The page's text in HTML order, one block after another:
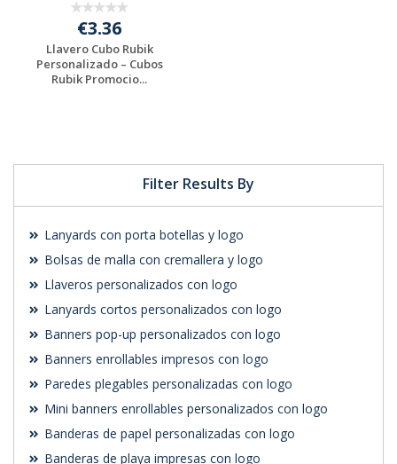
Filter Results By
Lanyards con porta botellas y logo
Bolsas de malla con cremallera y logo
Llaveros personalizados con logo
Lanyards cortos personalizados con logo
Banners pop-up personalizados con logo
Banners enrollables impresos con logo
Paredes plegables personalizadas con logo
Mini banners enrollables personalizados con logo
Banderas de papel personalizadas con logo
Banderas de playa impresas con logo
€3.36
Llavero Cubo Rubik
Personalizado – Cubos
Rubik Promocio...